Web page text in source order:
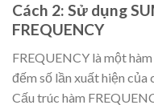
Cách 2: Sử dụng
FREQUENCY
FREQUENCY là một
đếm số lần xuất hiện của
Cấu trúc hàm